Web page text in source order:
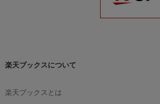
楽天ブックスについて
楽天ブックスとは